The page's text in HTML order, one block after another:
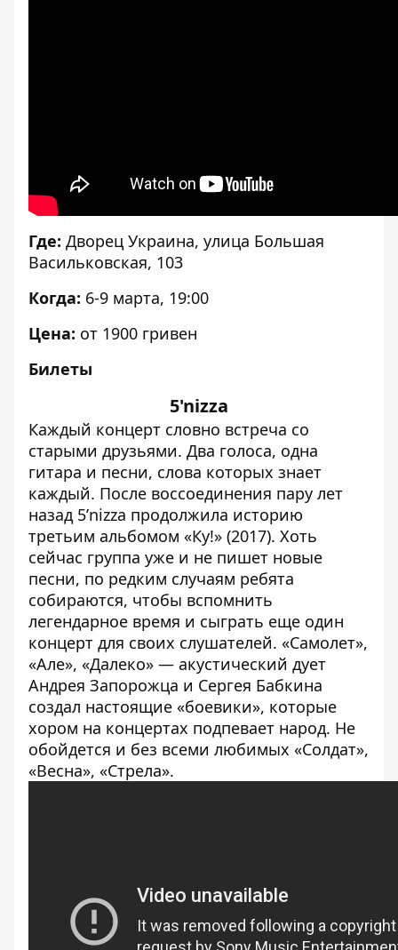
Где: Дворец Украина, улица Большая
Васильковская, 103
Когда: 6-9 марта, 19:00
Цена: от 1900 гривен
Билеты
5'nizza
Каждый концерт словно встреча со
старыми друзьями. Два голоса, одна
гитара и песни, слова которых знает
каждый. После воссоединения пару лет
назад 5’nizza продолжила историю
третьим альбомом «Ку!» (2017). Хоть
сейчас группа уже и не пишет новые
песни, по редким случаям ребята
собираются, чтобы вспомнить
легендарное время и сыграть еще один
концерт для своих слушателей. «Самолет»,
«Але», «Далеко» — акустический дует
Андрея Запорожца и Сергея Бабкина
создал настоящие «боевики», которые
хором на концертах подпевает народ. Не
обойдется и без всеми любимых «Солдат»,
«Весна», «Стрела».